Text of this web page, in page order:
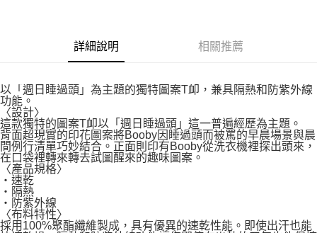
詳細說明 相關推薦
以「週日睡過頭」為主題的獨特圖案T卹，兼具隔熱和防紫外線
功能。
〈設計〉
這款獨特的圖案T卹以「週日睡過頭」這一普遍經歷為主題。
背面超現實的印花圖案將Booby因睡過頭而被罵的早晨場景與晨
間例行清單巧妙結合。正面則印有Booby從洗衣機裡探出頭來，
在口袋裡轉來轉去試圖醒來的趣味圖案。
〈產品規格〉
・速乾
・隔熱
・防紫外線
〈布料特性〉
採用100%聚酯纖維製成，具有優異的速乾性能。即使出汗也能